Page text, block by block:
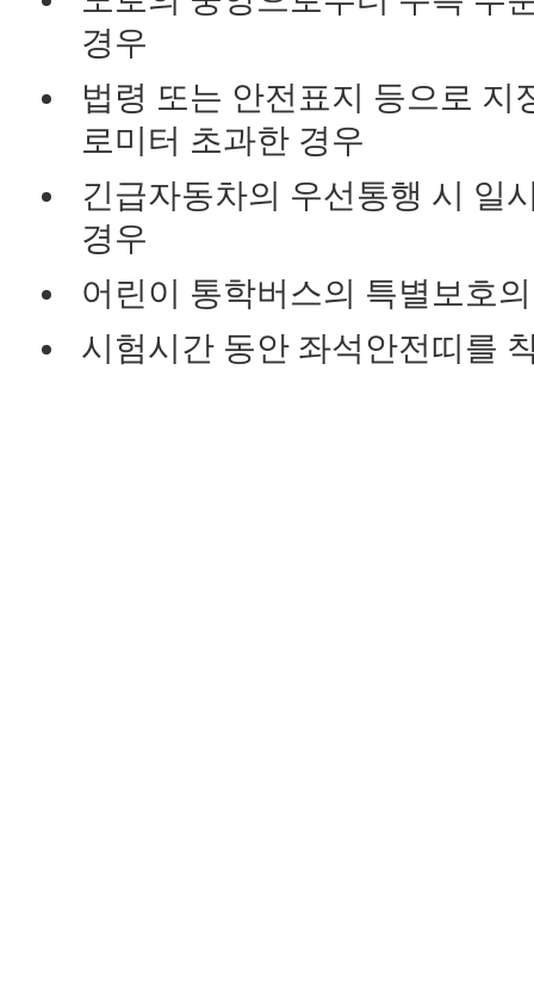
경우
법령 또는 안전표지 등으로 지
로미터 초과한 경우
긴급자동차의 우선통행 시 일
경우
어린이 통학버스의 특별보호
시험시간 동안 좌석안전띠를